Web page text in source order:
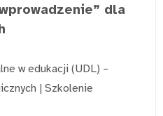
dla
w edukacji (UDL) –
| Szkolenie